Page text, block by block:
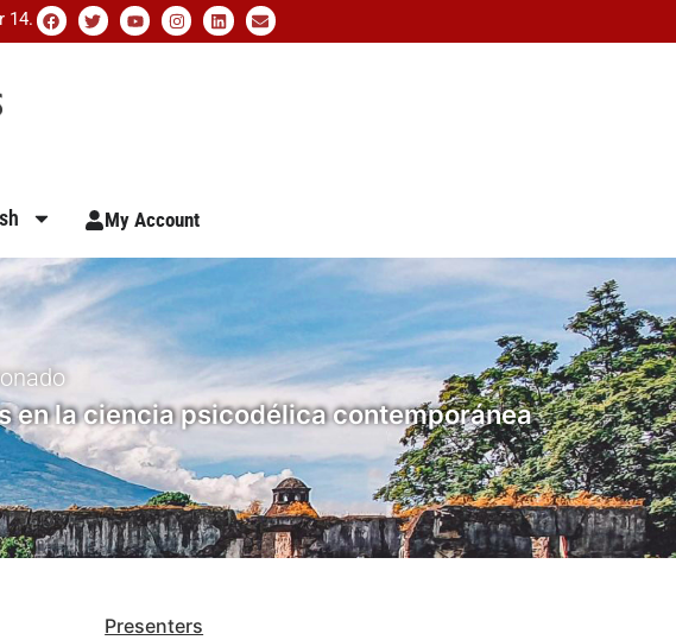
14.
My Account
la ciencia psicodélica contemporánea
Presenters